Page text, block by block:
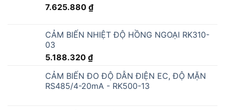
7.625.880 ₫
CẢM BIẾN NHIỆT ĐỘ HỒNG NGOẠI RK310-
03
5.188.320 ₫
CẢM BIẾN ĐO ĐỘ DẪN ĐIỆN EC, ĐỘ MẶN
RS485/4-20mA - RK500-13